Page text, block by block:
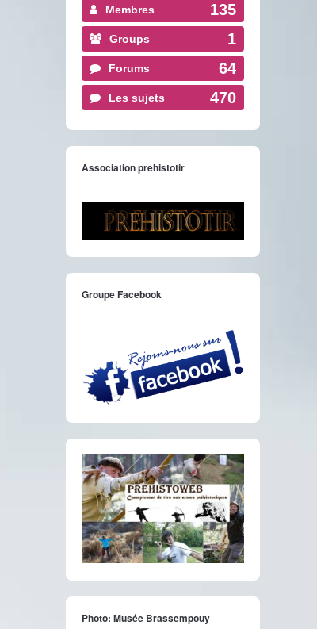
Membres 135
Groups 1
Forums 64
Les sujets 470
Association prehistotir
Groupe Facebook
Photo: Musée Brassempouy